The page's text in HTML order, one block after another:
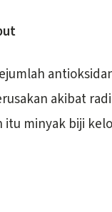
akibat
itu minyak biji